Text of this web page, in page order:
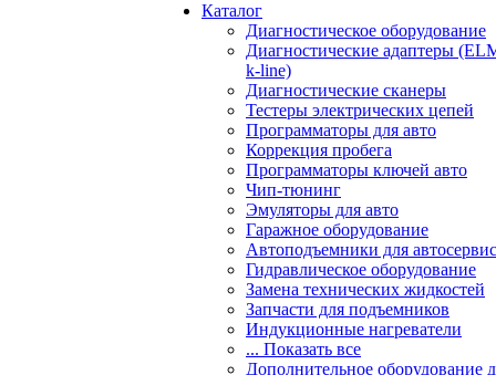
Каталог
Диагностическое оборудование
Диагностические адаптеры
k-line)
Диагностические сканеры
Тестеры электрических цепей
Программаторы для авто
Коррекция пробега
Программаторы ключей авто
Чип-тюнинг
Эмуляторы для авто
Гаражное оборудование
Автоподъемники для
Гидравлическое оборудование
Замена технических жидкостей
Запчасти для подъемников
Индукционные нагреватели
... Показать все
Дополнительное оборудование